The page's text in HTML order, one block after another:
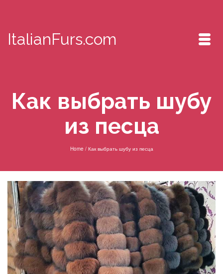
ItalianFurs.com
Как выбрать шубу
из песца
Home / Как выбрать шубу из песца